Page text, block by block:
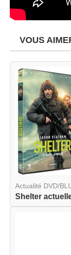
VOUS
Actualité DVD/
Shelter